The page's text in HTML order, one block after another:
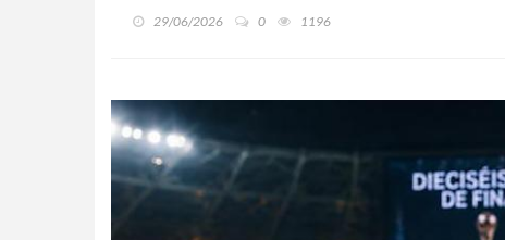
29/06/2026 0 1196